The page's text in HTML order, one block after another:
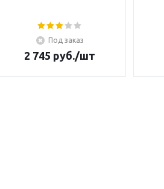
Под заказ
2 745 руб./шт